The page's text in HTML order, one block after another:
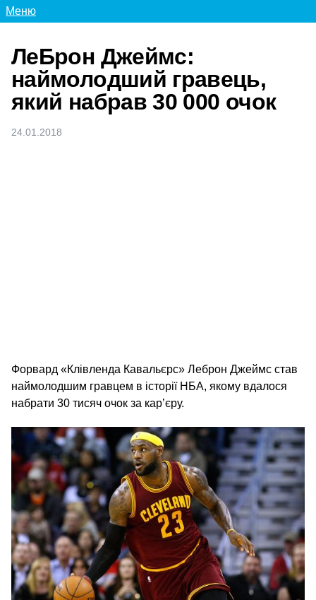
Меню
ЛеБрон Джеймс:
наймолодший гравець,
який набрав 30 000 очок
24.01.2018
Форвард «Клівленда Кавальєрс» Леброн Джеймс став
наймолодшим гравцем в історії НБА, якому вдалося
набрати 30 тисяч очок за кар’єру.